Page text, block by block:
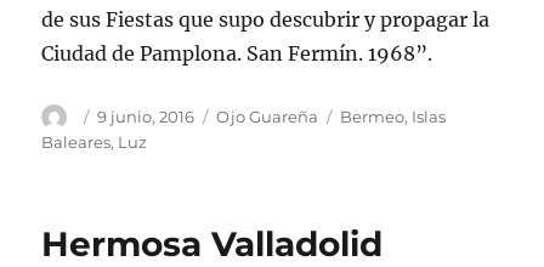
de sus Fiestas que supo descubrir y propagar la
Ciudad de Pamplona. San Fermín. 1968”.
Autor
Publicado
el
9 junio, 2016 Categorías
Ojo Guareña Etiquetas
Bermeo, Islas
Baleares, Luz
Hermosa Valladolid